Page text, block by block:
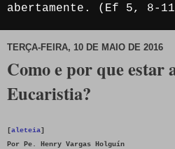
abertamente. (Ef 5, 8-
TERÇA-FEIRA, 10 DE MAIO DE 2016
Como e por que estar
Eucaristia?
[aleteia]
Por Pe. Henry Vargas Holguín